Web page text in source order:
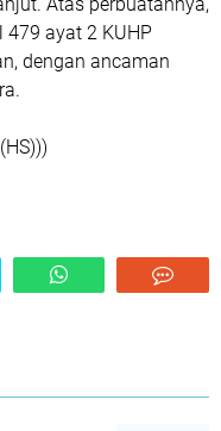
479 ayat 2 KUHP
dengan ancaman